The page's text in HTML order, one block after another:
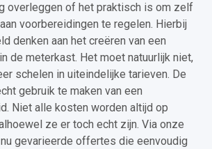
overleggen of het praktisch is om zelf
voorbereidingen te regelen. Hierbij
denken aan het creëren van een
de meterkast. Het moet natuurlijk niet,
schelen in uiteindelijke tarieven. De
gebruik te maken van een
Niet alle kosten worden altijd op
ze er toch echt zijn. Via onze
gevarieerde offertes die eenvoudig